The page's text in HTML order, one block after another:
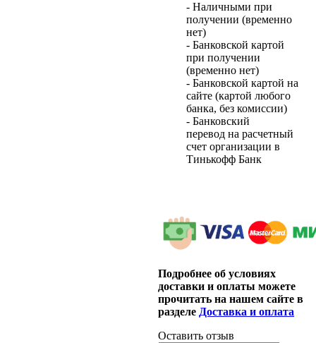
- Наличными при
получении (временно
нет)
- Банковской картой
при получении
(временно нет)
- Банковской картой на
сайте (картой любого
банка, без комиссии)
- Банковский
перевод на расчетный
счет организации в
Тинькофф Банк
Подробнее об условиях
доставки и оплаты можете
прочитать на нашем сайте в
разделе Доставка и оплата
Оставить отзыв